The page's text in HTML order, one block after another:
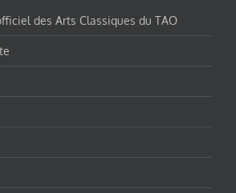
des Arts Classiques du TAO